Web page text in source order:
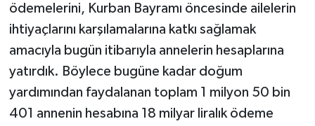
ödemelerini, Kurban Bayramı öncesinde ailelerin
ihtiyaçlarını karşılamalarına katkı sağlamak
amacıyla bugün itibarıyla annelerin hesaplarına
yatırdık. Böylece bugüne kadar doğum
yardımından faydalanan toplam 1 milyon 50 bin
401 annenin hesabına 18 milyar liralık ödeme